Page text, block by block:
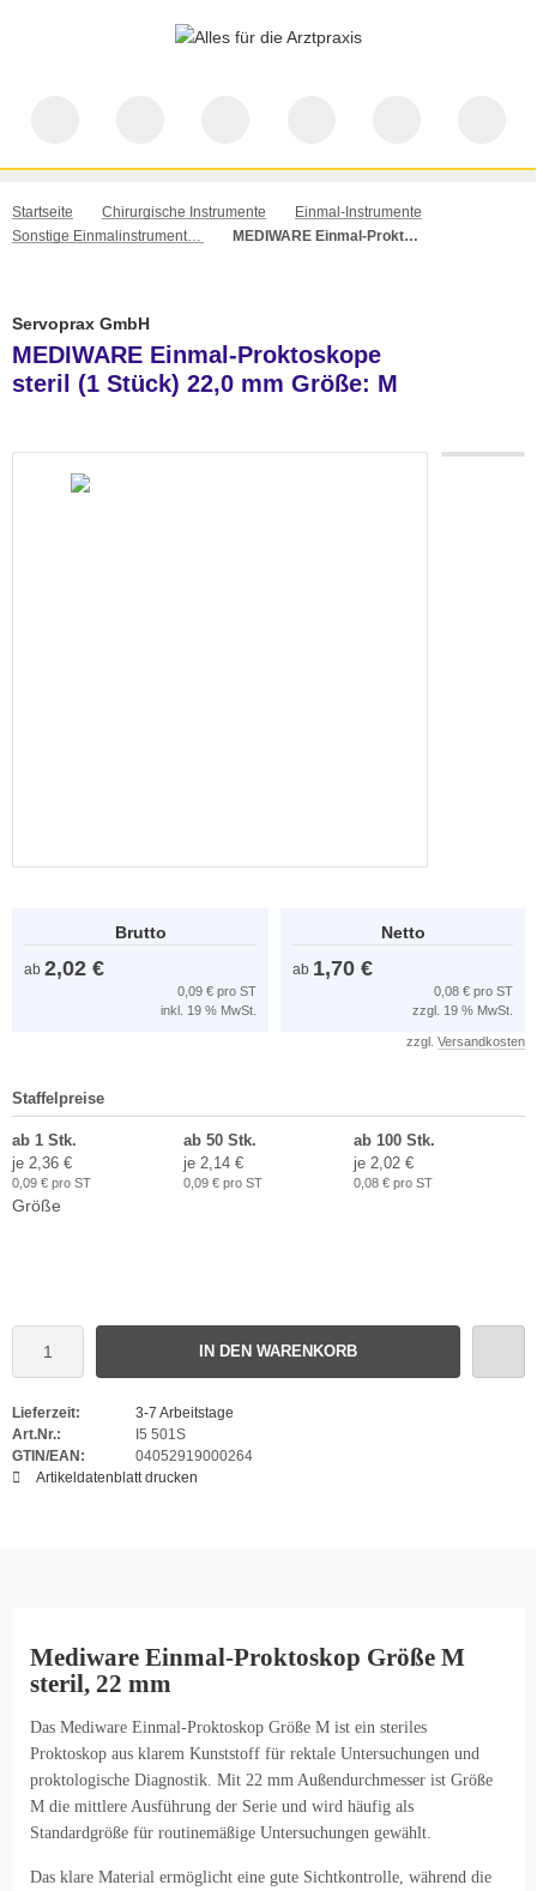
Startseite Chirurgische Instrumente
Einmal-Instrumente
Sonstige Einmalinstrumente für Praxis, Ambulanz und Klinik
MEDIWARE Einmal-Proktoskope steril (1 Stück) 22,0 mm Größe: M
Servoprax GmbH
MEDIWARE Einmal-Proktoskope
steril (1 Stück) 22,0 mm Größe: M
Brutto
ab 2,02 €
0,09 € pro ST
inkl. 19 % MwSt.
Netto
ab 1,70 €
0,08 € pro ST
zzgl. 19 % MwSt.
zzgl. Versandkosten
Staffelpreise
ab 1 Stk.
je 2,36 €
0,09 € pro ST
ab 50 Stk.
je 2,14 €
0,09 € pro ST
ab 100 Stk.
je 2,02 €
0,08 € pro ST
Größe
IN DEN WARENKORB
Lieferzeit:
3-7 Arbeitstage
Art.Nr.:
I5 501S
GTIN/EAN:
04052919000264
Artikeldatenblatt drucken
Mediware Einmal-Proktoskop Größe M
steril, 22 mm
Das Mediware Einmal-Proktoskop Größe M ist ein steriles
Proktoskop aus klarem Kunststoff für rektale Untersuchungen und
proktologische Diagnostik. Mit 22 mm Außendurchmesser ist Größe
M die mittlere Ausführung der Serie und wird häufig als
Standardgröße für routinemäßige Untersuchungen gewählt.
Das klare Material ermöglicht eine gute Sichtkontrolle, während die